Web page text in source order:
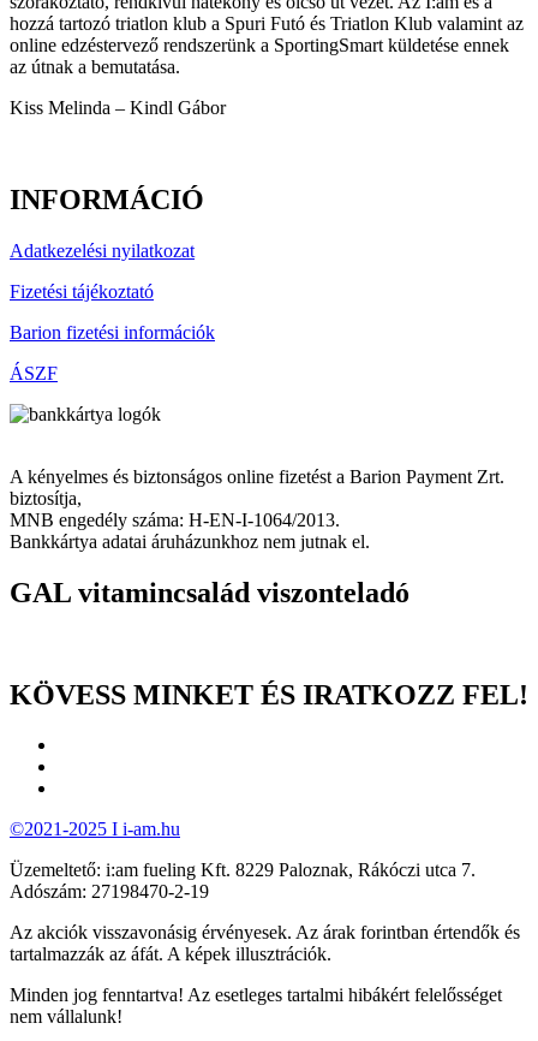
hozzá tartozó triatlon klub a Spuri Futó és Triatlon Klub valamint az
online edzéstervező rendszerünk a SportingSmart küldetése ennek
az útnak a bemutatása.
Kiss Melinda – Kindl Gábor
INFORMÁCIÓ
Adatkezelési nyilatkozat
Fizetési tájékoztató
Barion fizetési információk
ÁSZF
A kényelmes és biztonságos online fizetést a Barion Payment Zrt.
biztosítja,
MNB engedély száma: H-EN-I-1064/2013.
Bankkártya adatai áruházunkhoz nem jutnak el.
GAL vitamincsalád viszonteladó
KÖVESS MINKET ÉS IRATKOZZ FEL!
©2021-2025 I i-am.hu
Üzemeltető: i:am fueling Kft. 8229 Paloznak, Rákóczi utca 7.
Adószám: 27198470-2-19
Az akciók visszavonásig érvényesek. Az árak forintban értendők és
tartalmazzák az áfát. A képek illusztrációk.
Minden jog fenntartva! Az esetleges tartalmi hibákért felelősséget
nem vállalunk!